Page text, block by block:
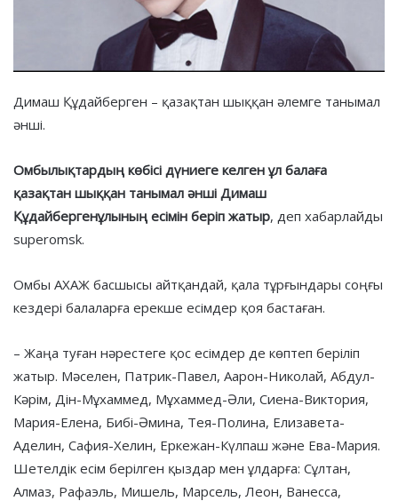
Димаш Құдайберген – қазақтан шыққан әлемге танымал
әнші.
Омбылықтардың көбісі дүниеге келген ұл балаға
қазақтан шыққан танымал әнші Димаш
Құдайбергенұлының есімін беріп жатыр, деп хабарлайды
superomsk.
Омбы АХАЖ басшысы айтқандай, қала тұрғындары соңғы
кездері балаларға ерекше есімдер қоя бастаған.
– Жаңа туған нәрестеге қос есімдер де көптеп беріліп
жатыр. Мәселен, Патрик-Павел, Аарон-Николай, Абдул-
Кәрім, Дін-Мұхаммед, Мұхаммед-Әли, Сиена-Виктория,
Мария-Елена, Бибі-Әмина, Тея-Полина, Елизавета-
Аделин, Сафия-Хелин, Еркежан-Күлпаш және Ева-Мария.
Шетелдік есім берілген қыздар мен ұлдарға: Сұлтан,
Алмаз, Рафаэль, Мишель, Марсель, Леон, Ванесса,